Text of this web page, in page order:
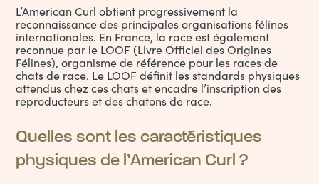
L’American Curl obtient progressivement la
reconnaissance des principales organisations félines
internationales. En France, la race est également
reconnue par le LOOF (Livre Officiel des Origines
Félines), organisme de référence pour les races de
chats de race. Le LOOF définit les standards physiques
attendus chez ces chats et encadre l’inscription des
reproducteurs et des chatons de race.
Quelles sont les caractéristiques
physiques de l’American Curl ?